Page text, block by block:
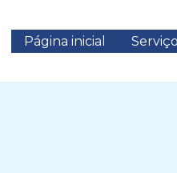
Página inicial